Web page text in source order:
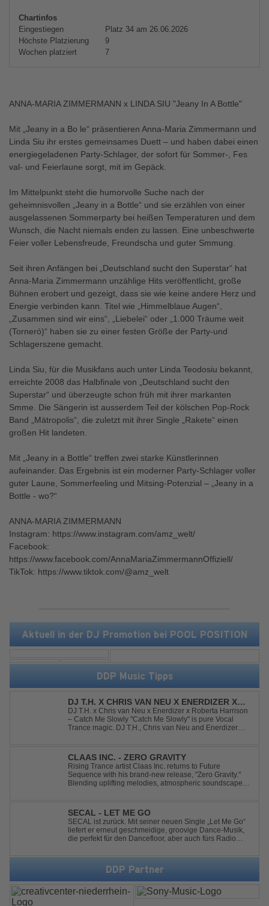
Aktuell in der DJ Promotion bei POOL POSITION
DDP Music Tipps
DJ T.H. X CHRIS VAN NEU X ENERDIZER X
ROBERTA HARRISON - CATCH ME SLOWLY
DJ T.H. x Chris van Neu x Enerdizer x Roberta Harrison
– Catch Me Slowly "Catch Me Slowly" is pure Vocal
Trance magic. DJ T.H., Chris van Neu and Enerdizer
Balearic Ibiza trance vibe. At the hear...
CLAAS INC. - ZERO GRAVITY
Rising Trance artist Claas Inc. returns to Future
Sequence with his brand-new release, "Zero Gravity."
Blending uplifting melodies, atmospheric soundscapes,
Featuring epic breakdowns...
SECAL - LET ME GO
SECAL ist zurück. Mit seiner neuen Single „Let Me Go“
liefert er erneut geschmeidige, groovige Dance-Musik,
die perfekt für den Dancefloor, aber auch fürs Radio
ist. Deep House trifft auf Dance-Pop – man darf
gespannt sein, was als Nächstes...
DDP Partner
Chartinfos
Eingestiegen
Platz 34 am 26.06.2026
Höchste Platzierung
9
Wochen platziert
7
ANNA-MARIA ZIMMERMANN x LINDA SIU "Jeany In A Bottle"
Mit „Jeany in a Bo le“ präsentieren Anna-Maria Zimmermann und
Linda Siu ihr erstes gemeinsames Duett – und haben dabei einen
energiegeladenen Party-Schlager, der sofort für Sommer-, Fes
val- und Feierlaune sorgt, mit im Gepäck.
Im Mittelpunkt steht die humorvolle Suche nach der
geheimnisvollen „Jeany in a Bottle“ und sie erzählen von einer
ausgelassenen Sommerparty bei heißen Temperaturen und dem
Wunsch, die Nacht niemals enden zu lassen. Eine unbeschwerte
Feier voller Lebensfreude, Freundscha und guter Smmung.
Seit ihren Anfängen bei „Deutschland sucht den Superstar“ hat
Anna-Maria Zimmermann unzählige Hits veröffentlicht, große
Bühnen erobert und gezeigt, dass sie wie keine andere Herz und
Energie verbinden kann. Titel wie „Himmelblaue Augen“,
„Zusammen sind wir eins“, „Liebelei“ oder „1.000 Träume weit
(Torneró)“ haben sie zu einer festen Größe der Party-und
Schlagerszene gemacht.
Linda Siu, für die Musikfans auch unter Linda Teodosiu bekannt,
erreichte 2008 das Halbfinale von „Deutschland sucht den
Superstar“ und überzeugte schon früh mit ihrer markanten
Smme. Die Sängerin ist ausserdem Teil der kölschen Pop-Rock
Band „Mätropolis“, die zuletzt mit ihrer Single „Rakete“ einen
großen Hit landeten.
Mit „Jeany in a Bottle“ treffen zwei starke Künstlerinnen
aufeinander. Das Ergebnis ist ein moderner Party-Schlager voller
guter Laune, Sommerfeeling und Mitsing-Potenzial – „Jeany in a
Bottle - wo?“
ANNA-MARIA ZIMMERMANN
Instagram: https://www.instagram.com/amz_welt/
Facebook:
https://www.facebook.com/AnnaMariaZimmermannOffiziell/
TikTok: https://www.tiktok.com/@amz_welt